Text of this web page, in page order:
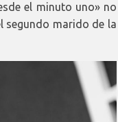
el minuto uno» no
segundo marido de la